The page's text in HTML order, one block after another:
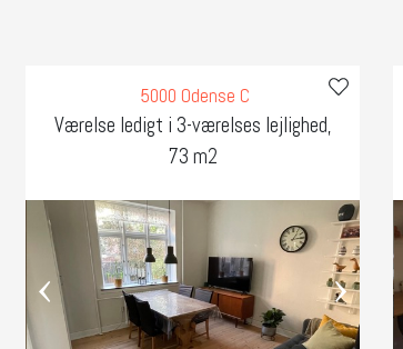
5000 Odense C
Værelse ledigt i 3-værelses lejlighed,
73 m2
‹ ›